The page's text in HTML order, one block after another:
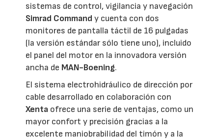
sistemas de control, vigilancia y navegación
Simrad Command y cuenta con dos
monitores de pantalla táctil de 16 pulgadas
(la versión estándar sólo tiene uno), incluido
el panel del motor en la innovadora versión
ancha de MAN-Boening.
El sistema electrohidráulico de dirección por
cable desarrollado en colaboración con
Xenta ofrece una serie de ventajas, como un
mayor confort y precisión gracias a la
excelente maniobrabilidad del timón y a la